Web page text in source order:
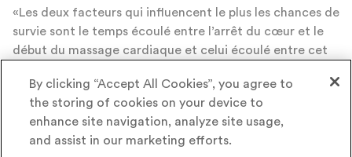
«Les deux facteurs qui influencent le plus les chances de
survie sont le temps écoulé entre l’arrêt du cœur et le
début du massage cardiaque et celui écoulé entre cet
un ambulancier ou grâce à un appareil automatique »,
explique le Dr Jocelyn Corniche dans les colonnes du
quotidien suisse Le Matin. Les applications permettant
de réduire ces délais sont donc de formidables outils
By clicking “Accept All Cookies”, you agree to
the storing of cookies on your device to
enhance site navigation, analyze site usage,
and assist in our marketing efforts.